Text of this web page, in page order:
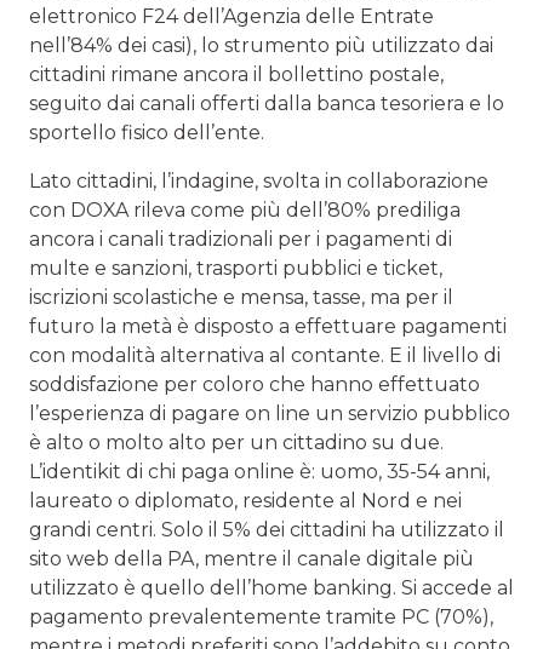
elettronico F24 dell’Agenzia delle Entrate
nell’84% dei casi), lo strumento più utilizzato dai
cittadini rimane ancora il bollettino postale,
seguito dai canali offerti dalla banca tesoriera e lo
sportello fisico dell’ente.
Lato cittadini, l’indagine, svolta in collaborazione
con DOXA rileva come più dell’80% prediliga
ancora i canali tradizionali per i pagamenti di
multe e sanzioni, trasporti pubblici e ticket,
iscrizioni scolastiche e mensa, tasse, ma per il
futuro la metà è disposto a effettuare pagamenti
con modalità alternativa al contante. E il livello di
soddisfazione per coloro che hanno effettuato
l’esperienza di pagare on line un servizio pubblico
è alto o molto alto per un cittadino su due.
L’identikit di chi paga online è: uomo, 35-54 anni,
laureato o diplomato, residente al Nord e nei
grandi centri. Solo il 5% dei cittadini ha utilizzato il
sito web della PA, mentre il canale digitale più
utilizzato è quello dell’home banking. Si accede al
pagamento prevalentemente tramite PC (70%),